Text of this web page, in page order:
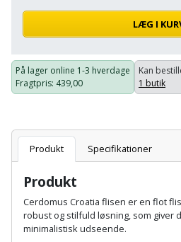
Radonsikring
Rumdeler
grus
Skruer,
bolte
og
møtrikker
Målebånd
Markeringsværktøj
Murerværktøj
Nedstryger
Nøgleværktøj
Føringsskinne
Forlængerledning
Fugtmåler
Gipsskruemaskine
Girafsliber
Gummibåd
og
Havemøbler
Haveredskaber
Haveslange
og
tilbehør
LÆG I
På lager online 1-3 hverdage
Fragtpris: 439,00
Kan
1 butik
Produkt Specifikationer
Produkt
Cerdomus Croatia flisen er en flot
robust og stilfuld løsning, som giver
minimalistisk udseende.